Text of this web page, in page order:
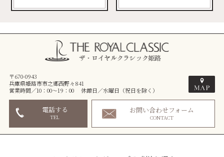
〒670-0943
兵庫県姫路市市之郷西野々841
営業時間／10：00～19：00 休館日／水曜日（祝日を除く）
電話する
TEL
お問い合わせフォーム
CONTACT